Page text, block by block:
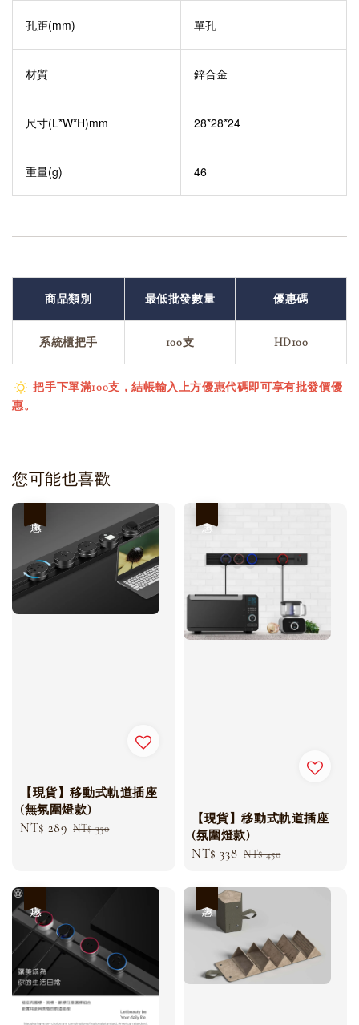
孔距(mm) 單孔
材質 鋅合金
尺寸(L*W*H)mm 28*28*24
重量(g) 46
商品類別 最低批發數量 優惠碼
系統櫃把手 100支 HD100
把手下單滿100支，結帳輸入上方優惠代碼即可享有批發價優
惠。
您可能也喜歡
【現貨】移動式軌道插座
(無氛圍燈款)
Sale
NT$ 289 Regular
NT$ 350
【現貨】移動式軌道插座
(氛圍燈款)
Sale
NT$ 338 Regular
NT$ 450